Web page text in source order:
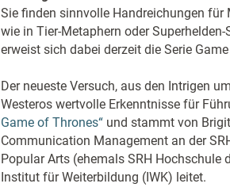
Sie finden sinnvolle Handreichungen
wie in Tier-Metaphern oder
erweist sich dabei derzeit die Serie
Der neueste Versuch, aus den Intrigen
Westeros wertvolle Erkenntnisse für
Game of Thrones“ und stammt von
Communication Management an der
Popular Arts (ehemals SRH Hochschule
Institut für Weiterbildung (IWK) leitet.